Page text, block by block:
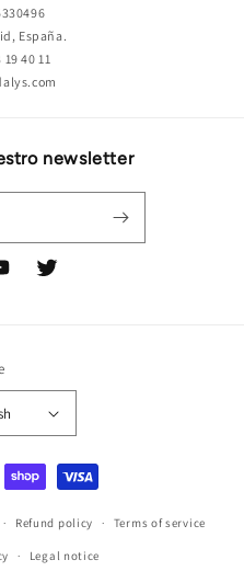
España.
19 40 11
newsletter
Twitter
Refund policy Terms of service
Legal notice